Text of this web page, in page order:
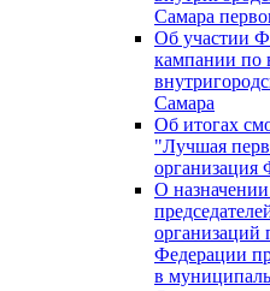
Самара
Об участии
кампании по
Самара
Об итогах
"Лучшая
О назначении
организаций
Федерации
в